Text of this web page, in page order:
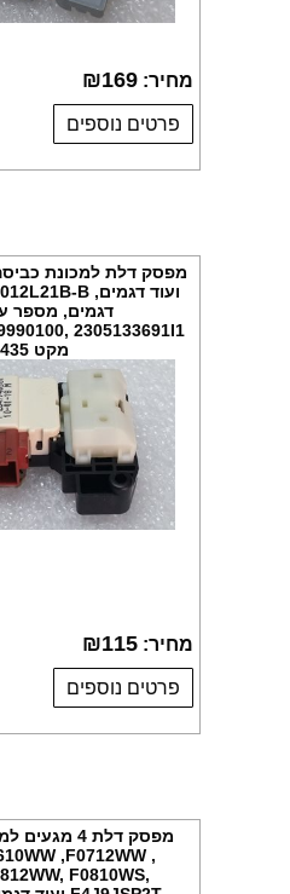
מחיר: ₪169
פרטים נוספים
דגמים, מספר
2305133691I1
מקט 014435
מחיר: ₪115
פרטים נוספים
מפסק דלת 4
,F0712WW ,
F0810WS,